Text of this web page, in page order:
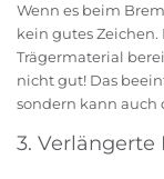
Wenn es beim
kein gutes Zeichen.
Trägermaterial
nicht gut! Das
sondern kann auch
3.